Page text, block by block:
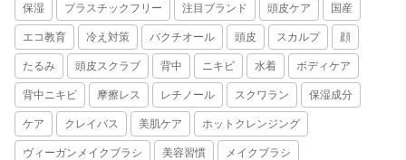
保湿 プラスチックフリー 注目ブランド 頭皮ケア 国産
エコ教育 冷え対策 バクチオール 頭皮 スカルプ 顔
たるみ 頭皮スクラブ 背中 ニキビ 水着 ボディケア
背中ニキビ 摩擦レス レチノール スクワラン 保湿成分
ケア クレイバス 美肌ケア ホットクレンジング
ヴィーガンメイクブラシ 美容習慣 メイクブラシ